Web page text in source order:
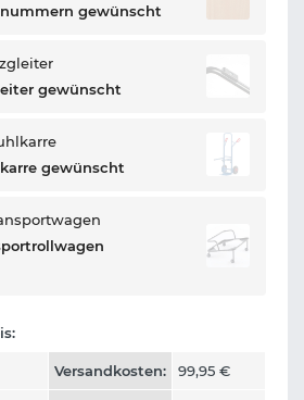
gewünscht
gewünscht
gewünscht
Versandkosten: 99,95 €